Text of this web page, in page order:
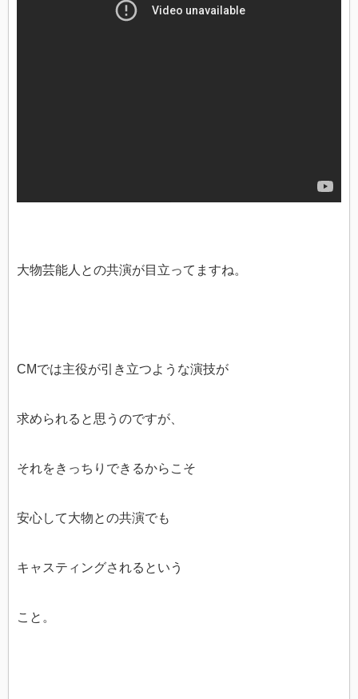
大物芸能人との共演が目立ってますね。
CMでは主役が引き立つような演技が
求められると思うのですが、
それをきっちりできるからこそ
安心して大物との共演でも
キャスティングされるという
こと。